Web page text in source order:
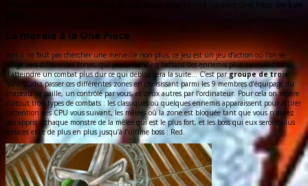
d’explications, en considérant que les joueurs connaissent tout l’univers One Piece. Un bon
La morale à la One Piece
Bon il ne faut pas chercher une merveille non plus, ce jeu est un jeu d’action où l’on se
dirige vers différentes zones, qui permettent en battant des ennemis plus ou moins forts
d’atteindre un combat plus dur ce qui débloquera la suite… C’est pargroupe de trois
qu’il faudra passer ces différentes zones en choisissant parmi les 9 membres d’équipage du
chapeau de paille, un contrôlé par vous, et deux autres par l’ordinateur. Pour cela on repère
surtout trois types de combats : les classiques où quelques ennemis apparaissent pour attirer
l’attention des CPU vous suivant, les mêlées où la zone est bloquée tant que vous n’aurez
pas appris à chaque monstre de la mêlée qui est le plus fort, et les boss qui eux seront plus
coriaces et ce de plus en plus jusqu’à l’ultime boss : Red.